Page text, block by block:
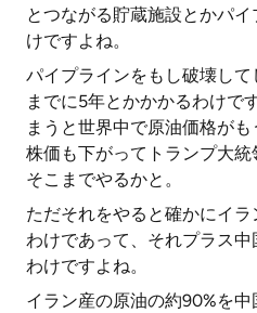
とつながる貯蔵施設とかパ
けですよね。
パイプラインをもし破壊し
までに5年とかかかるわけで
まうと世界中で原油価格がも
株価も下がってトランプ大統
そこまでやるかと。
ただそれをやると確かにイ
わけであって、それプラス
わけですよね。
イラン産の原油の約90%を